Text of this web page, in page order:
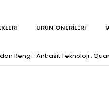
ÜRÜN ÖNERILERI
Rengi : Antrasit Teknoloji :